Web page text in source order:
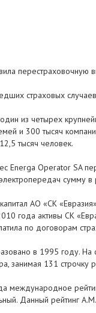
перестраховочную
страховых
из четырех
и 300 тысяч
тысяч человек.
Energa Operator SA
сумму
АО «СК
года активы СК
по договорам
в 1995 году. На
занимая 131 строчку
международное
Данный рейтинг